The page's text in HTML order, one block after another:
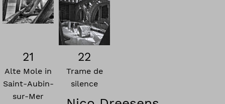
21
Alte Mole in
Saint-Aubin-
sur-Mer
22
Trame de
silence